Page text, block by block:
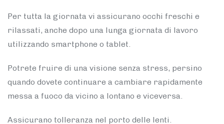
Per tutta la giornata vi assicurano occhi freschi e
rilassati, anche dopo una lunga giornata di lavoro
utilizzando smartphone o tablet.
Potrete fruire di una visione senza stress, persino
quando dovete continuare a cambiare rapidamente
messa a fuoco da vicino a lontano e viceversa.
Assicurano tolleranza nel porto delle lenti.